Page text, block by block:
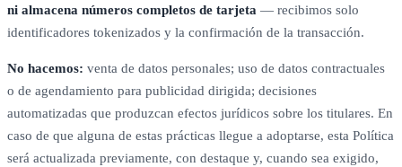
ni almacena números completos de tarjeta — recibimos solo
identificadores tokenizados y la confirmación de la transacción.
No hacemos: venta de datos personales; uso de datos contractuales
o de agendamiento para publicidad dirigida; decisiones
automatizadas que produzcan efectos jurídicos sobre los titulares. En
caso de que alguna de estas prácticas llegue a adoptarse, esta Política
será actualizada previamente, con destaque y, cuando sea exigido,